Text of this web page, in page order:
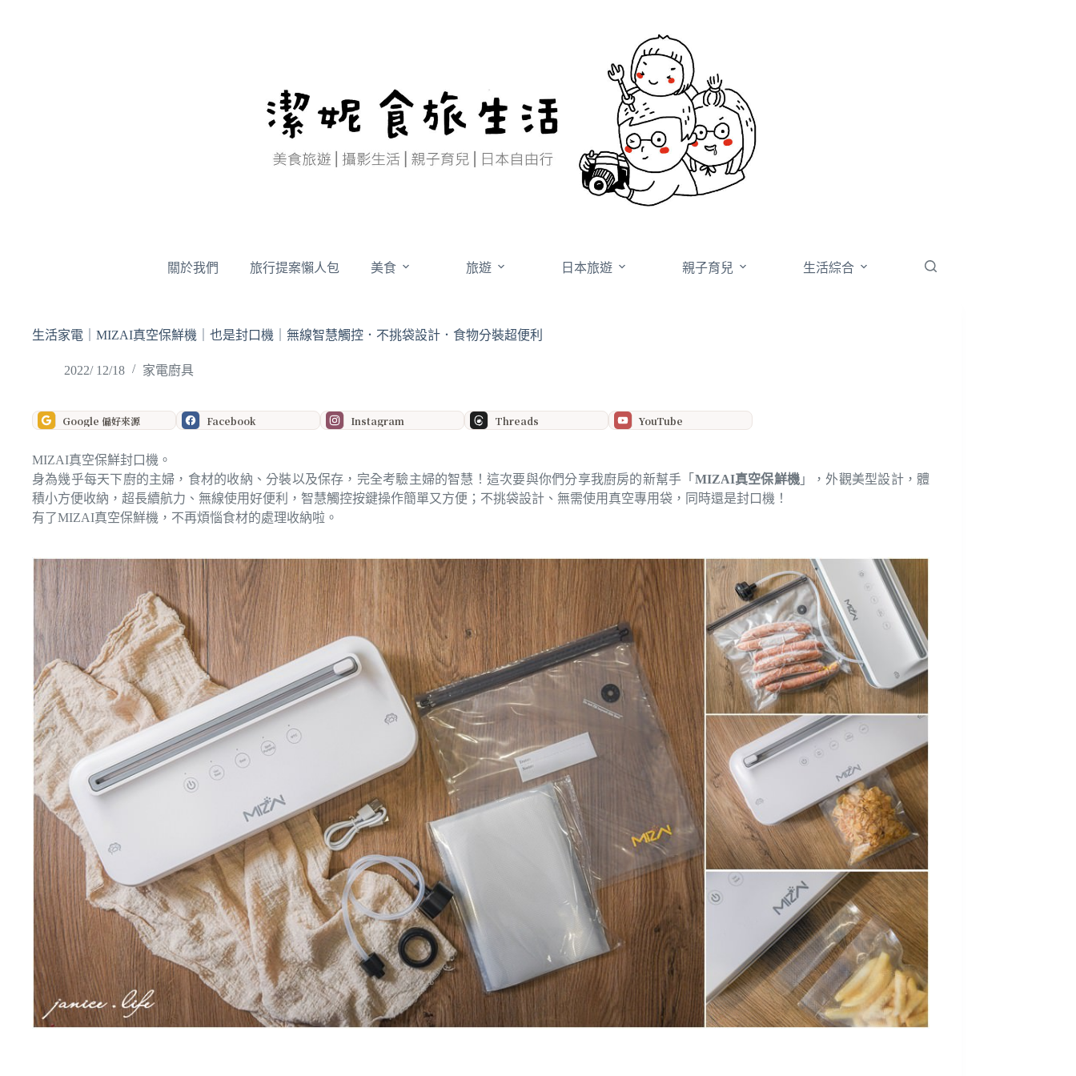
關於我們 旅行提案懶人包 美食 旅遊 日本旅遊 親子育兒 生活綜合
生活家電｜MIZAI真空保鮮機｜也是封口機｜無線智慧觸控．不挑袋設計．食物分裝超便利
2022/ 12/18 家電廚具
Google 偏好來源 Facebook Instagram Threads YouTube
MIZAI真空保鮮封口機。
身為幾乎每天下廚的主婦，食材的收納、分裝以及保存，完全考驗主婦的智慧！這次要與你們分享我廚房的新幫手「 MIZAI真空保鮮機」，外觀美型設計，體
積小方便收納，超長續航力、無線使用好便利，智慧觸控按鍵操作簡單又方便；不挑袋設計、無需使用真空專用袋，同時還是封口機！
有了MIZAI真空保鮮機，不再煩惱食材的處理收納啦。